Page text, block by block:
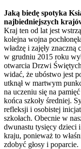
Jaką biedę spotyka
najbiedniejszych
Kraj ten od lat jest
kolejna wojna
władzę i zajęły
w grudniu 2015 roku
otwarcia Drzwi
widać, że ubóstwo jest
utknął w martwym
na uczeniu się na
końca szkoły średniej.
refleksji i osobistej
szkołach. Obecnie w
dwunastu tysięcy dzieci
kraju, ponieważ to
zdobyć głosy i poparcie.